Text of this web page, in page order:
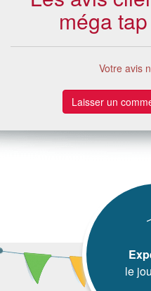
méga
Votre avis
Laisser un
le